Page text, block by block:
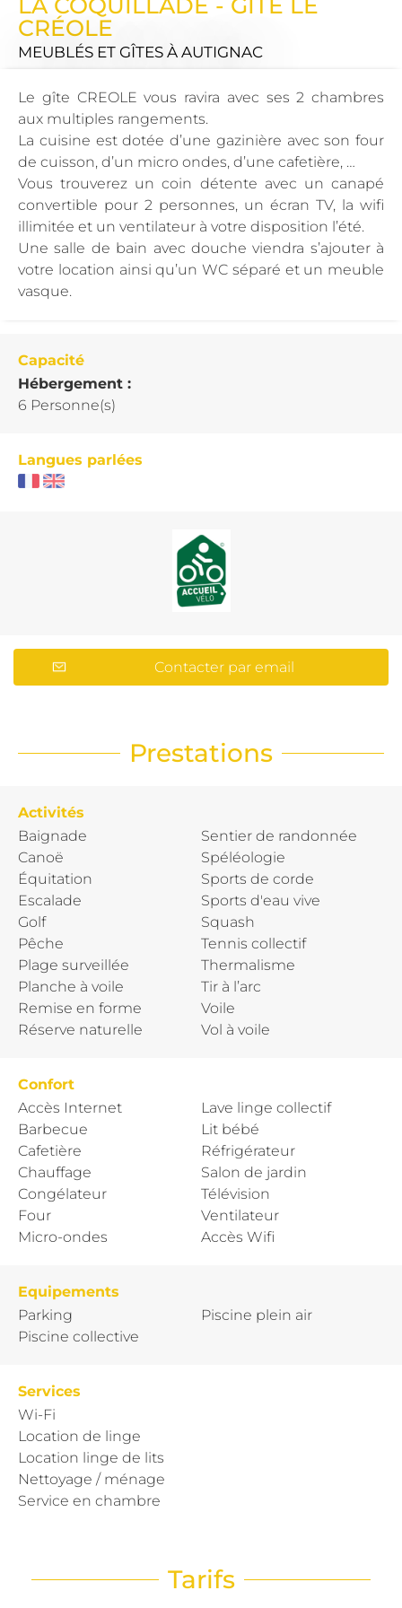
CRÉOLE
MEUBLÉS ET GÎTES À AUTIGNAC
Le gîte CREOLE vous ravira avec ses 2 chambres
aux multiples rangements.
La cuisine est dotée d’une gazinière avec son four
de cuisson, d’un micro ondes, d’une cafetière, …
Vous trouverez un coin détente avec un canapé
convertible pour 2 personnes, un écran TV, la wifi
illimitée et un ventilateur à votre disposition l’été.
Une salle de bain avec douche viendra s’ajouter à
votre location ainsi qu’un WC séparé et un meuble
vasque.
Capacité
Hébergement :
6 Personne(s)
Langues parlées
Contacter par email
Prestations
Activités
Baignade
Canoë
Équitation
Escalade
Golf
Pêche
Plage surveillée
Planche à voile
Remise en forme
Réserve naturelle
Sentier de randonnée
Spéléologie
Sports de corde
Sports d'eau vive
Squash
Tennis collectif
Thermalisme
Tir à l’arc
Voile
Vol à voile
Confort
Accès Internet
Barbecue
Cafetière
Chauffage
Congélateur
Four
Micro-ondes
Lave linge collectif
Lit bébé
Réfrigérateur
Salon de jardin
Télévision
Ventilateur
Accès Wifi
Equipements
Parking
Piscine collective
Piscine plein air
Services
Wi-Fi
Location de linge
Location linge de lits
Nettoyage / ménage
Service en chambre
Tarifs